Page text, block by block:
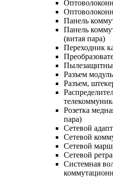
Панель
Панель
(витая пара)
Переходник
Разъем
Разъем,
Розетка
пара)
Сетевой
Сетевой
Сетевой
Сетевой
Системная